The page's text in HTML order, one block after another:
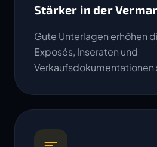
Stärker in der
Gute Unterlagen erhöhen
Exposés, Inseraten und
Verkaufsdokumentationen